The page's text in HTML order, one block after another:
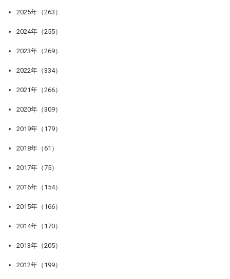
2025年（263）
2024年（255）
2023年（269）
2022年（334）
2021年（266）
2020年（309）
2019年（179）
2018年（61）
2017年（75）
2016年（154）
2015年（166）
2014年（170）
2013年（205）
2012年（199）